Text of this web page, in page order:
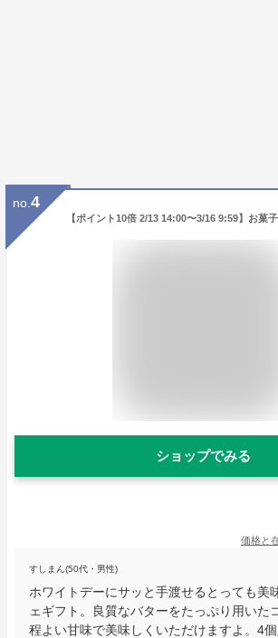
no. 4
ショップでみる
価格と
すしまん(50代・男性)
ホワイトデーにサッと手渡せるとっても美
ェギフト。良質なバターをたっぷり用いた
程よい甘味で美味しくいただけますよ。4